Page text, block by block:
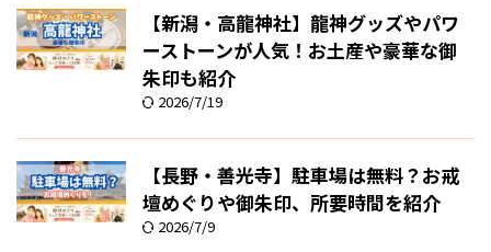
【新潟・高龍神社】龍神グッズやパワ
ーストーンが人気！お土産や豪華な御
朱印も紹介
2026/7/19
【長野・善光寺】駐車場は無料？お戒
壇めぐりや御朱印、所要時間を紹介
2026/7/9